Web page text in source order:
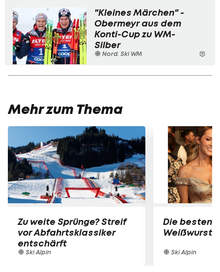
"Kleines Märchen" -
Obermeyr aus dem
Konti-Cup zu WM-
Silber
Nord. Ski WM
Mehr zum Thema
Zu weite Sprünge? Streif
vor Abfahrtsklassiker
entschärft
Ski Alpin
Die besten
Weißwurst-
Ski Alpin